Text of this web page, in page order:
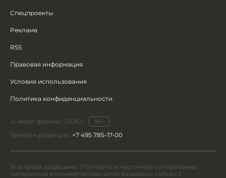
Спецпроекты
Реклама
RSS
Правовая информация
Условия использования
Политика конфиденциальности
«Секрет фирмы», 2026 г.
18+
Телефон редакции: +7 495 785-17-00
Все права защищены. Полное или частичное копирование
материалов в коммерческих целях возможно только с